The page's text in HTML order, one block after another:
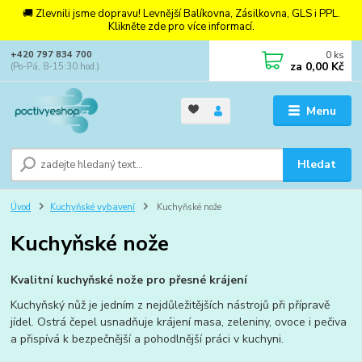
🚚 Zlevnili jsme dopravu! Levnější Balíkovna, Zásilkovna, GLS i PPL.
Klikněte zde pro více informací.
Menu
Hledat
+420 797 834 700
(Po-Pá, 8-15:30 hod.)
0 ks
za 0,00 Kč
Úvod Kuchyňské vybavení Kuchyňské nože
Kuchyňské nože
Kvalitní kuchyňské nože pro přesné krájení
Kuchyňský nůž je jedním z nejdůležitějších nástrojů při přípravě
jídel. Ostrá čepel usnadňuje krájení masa, zeleniny, ovoce i pečiva
a přispívá k bezpečnější a pohodlnější práci v kuchyni.